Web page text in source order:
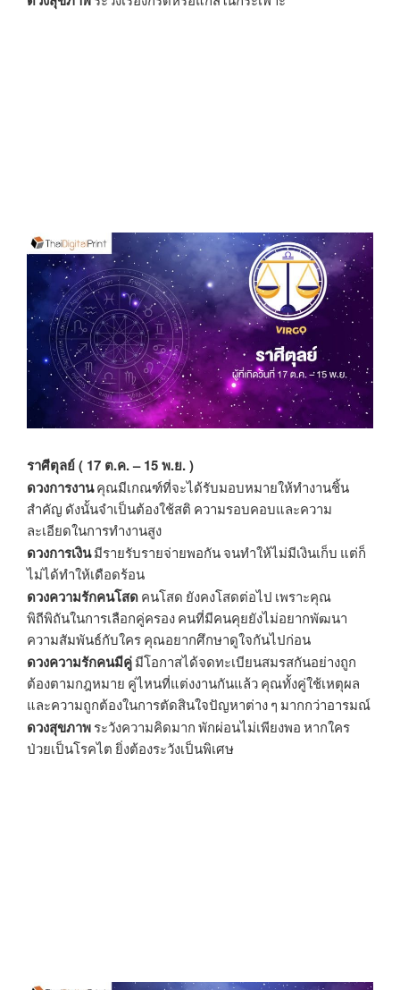
ราศีตุลย์ ( 17 ต.ค. – 15 พ.ย. )
ดวงการงานคุณมีเกณฑ์ที่จะได้รับมอบหมายให้ทำงานชิ้น
สำคัญ ดังนั้นจำเป็นต้องใช้สติ ความรอบคอบและความ
ละเอียดในการทำงานสูง
ดวงการเงินมีรายรับรายจ่ายพอกัน จนทำให้ไม่มีเงินเก็บ แต่ก็
ไม่ได้ทำให้เดือดร้อน
ดวงความรักคนโสด คนโสด ยังคงโสดต่อไป เพราะคุณ
พิถีพิถันในการเลือกคู่ครอง คนที่มีคนคุยยังไม่อยากพัฒนา
ความสัมพันธ์กับใคร คุณอยากศึกษาดูใจกันไปก่อน
ดวงความรักคนมีคู่ มีโอกาสได้จดทะเบียนสมรสกันอย่างถูก
ต้องตามกฎหมาย คู่ไหนที่แต่งงานกันแล้ว คุณทั้งคู่ใช้เหตุผล
และความถูกต้องในการตัดสินใจปัญหาต่าง ๆ มากกว่าอารมณ์
ดวงสุขภาพ ระวังความคิดมาก พักผ่อนไม่เพียงพอ หากใคร
ป่วยเป็นโรคไต ยิ่งต้องระวังเป็นพิเศษ